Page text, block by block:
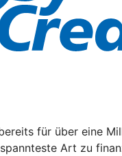
für über eine
Art zu